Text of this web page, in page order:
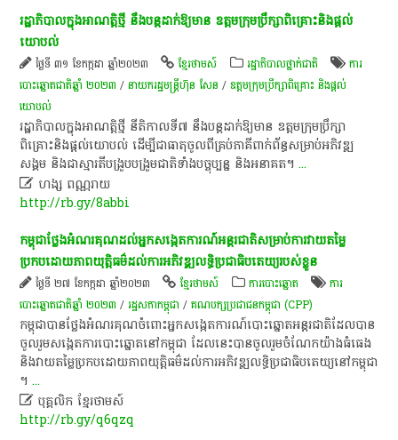
រដ្ឋាភិបាល​ក្នុង​អាណត្តិ​ថ្មី​ នឹង​បន្ត​ដាក់​ឱ្យ​មាន​ ឧត្តម​ក្រុមប្រឹក្សា​ពិគ្រោះ​និង​ផ្តល់​
យោបល់​
ថ្ងៃទី ៣១ ខែកក្កដា ឆ្នាំ២០២៣ ខ្មែរថាមស៍ រដ្ឋាភិបាលថ្នាក់ជាតិ
ការ
បោះឆ្នោតជាតិឆ្នាំ ២០២៣ /នាយករដ្ឋមន្ត្រីហ៊ុន សែន /ឧត្តមក្រុមប្រឹក្សាពិគ្រោះ និងផ្តល់
យោបល់
​រដ្ឋាភិបាល​ក្នុង​អាណត្តិ​ថ្មី​ នីតិកាល​ទី​៧​ នឹង​បន្ត​ដាក់​ឱ្យ​មាន​ ឧត្តម​ក្រុមប្រឹក្សា​
ពិគ្រោះ​និង​ផ្ដល់​យោបល់​ ដើម្បី​ជា​ធាតុ​ចូល​ពី​គ្រប់​ភាគី​ពាក់ព័ន្ធ​សម្រាប់​អភិវឌ្ឍ​
សង្គម​ និង​ជា​ស្មារតី​បង្រួបបង្រួម​ជាតិ​ទាំង​បច្ចុប្បន្ន​ និង​អនាគត​។​...
 ហង្ស ពណ្ណរាយ
http://rb.gy/8abbi
កម្ពុជា​ថ្លែងអំណរគុណ​ដល់​អ្នក​សង្កេតការណ៍​អន្តរជាតិ​សម្រាប់​ការ​វាយតម្លៃ​
ប្រកបដោយ​ភាព​យុត្តិធម៌​ដល់​ការ​អភិវឌ្ឍ​លទ្ធិប្រជាធិបតេយ្យ​របស់​ខ្លួន​
ថ្ងៃទី ២៧ ខែកក្កដា ឆ្នាំ២០២៣ ខ្មែរថាមស៍ ការបោះឆ្នោត
ការ
បោះឆ្នោតជាតិឆ្នាំ ២០២៣ /រដ្ឋសភា​កម្ពុជា /គណបក្សប្រជាជនកម្ពុជា (CPP)
កម្ពុជា​បាន​ថ្លែងអំណរគុណ​ចំពោះ​អ្នក​សង្កេតការណ៍​បោះ​ឆ្នោត​អន្តរជាតិ​ដែល​បាន​
ចូលរួម​សង្កេត​ការ​បោះ​ឆ្នោត​នៅ​កម្ពុជា​ ដែល​នេះ​បាន​ចូលរួម​ចំណែក​យ៉ាង​ធំធេង​
និង​វាយតម្លៃ​ប្រកបដោយ​ភាព​យុត្តិធម៌​ដល់​ការ​អភិវឌ្ឍ​លទ្ធិប្រជាធិបតេយ្យ​នៅ​កម្ពុជា​
។​...
 បុគ្គលិក​ ខ្មែរ​ថា​ម​ស៍​
http://rb.gy/q6qzq